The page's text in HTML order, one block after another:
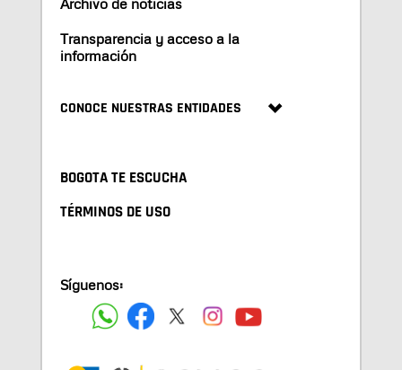
Archivo de noticias
Transparencia y acceso a la
información
CONOCE NUESTRAS ENTIDADES
BOGOTA TE ESCUCHA
TÉRMINOS DE USO
Síguenos: